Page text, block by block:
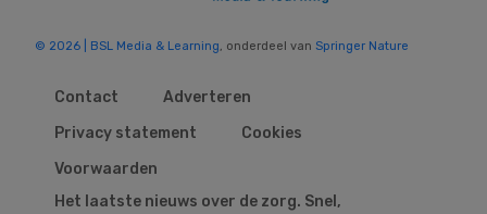
© 2026 | BSL Media & Learning, onderdeel van Springer Nature
Contact
Adverteren
Privacy statement
Cookies
Voorwaarden
Het laatste nieuws over de zorg. Snel,